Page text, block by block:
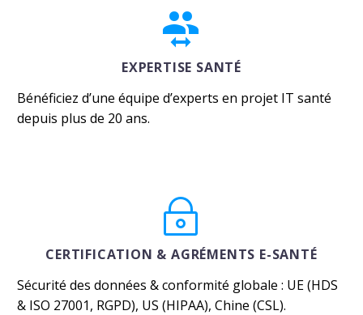


EXPERTISE SANTÉ
Bénéficiez d’une équipe d’experts en projet IT santé
depuis plus de 20 ans.
~
~
CERTIFICATION & AGRÉMENTS E-SANTÉ
Sécurité des données & conformité globale : UE (HDS
& ISO 27001, RGPD), US (HIPAA), Chine (CSL).